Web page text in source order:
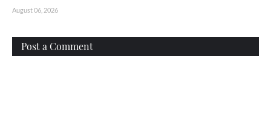
August 06, 2026
Post a Comment